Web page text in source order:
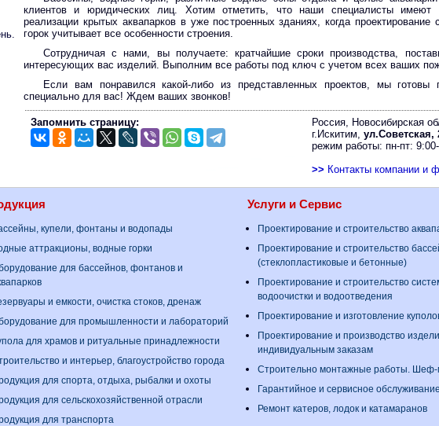
клиентов и юридических лиц. Хотим отметить, что наши специалисты имеют
реализации крытых аквапарков в уже построенных зданиях, когда проектирование
горок учитывает все особенности строения.
Сотрудничая с нами, вы получаете: кратчайшие сроки производства,
интересующих вас изделий. Выполним все работы под ключ с учетом всех ваших
Если вам понравился какой-либо из представленных проектов, мы готовы
специально для вас! Ждем ваших звонков!
Запомнить страницу:
Россия, Новосибирская
г.Искитим,ул.Советская,
режим работы: пн-пт:
>> Контакты компании и
купели, фонтаны и водопады
аттракционы, водные горки
для бассейнов, фонтанов и
и емкости, очистка стоков, дренаж
для промышленности и лабораторий
для храмов и ритуальные принадлежности
и интерьер, благоустройство города
для спорта, отдыха, рыбалки и охоты
для сельскохозяйственной отрасли
для транспорта
Услуги и Сервис
Проектирование и строительство
Проектирование и строительство
(стеклопластиковые и бетонные)
Проектирование и строительство
водоочистки и водоотведения
Проектирование и изготовление
Проектирование и производство
индивидуальным заказам
Строительно монтажные работы.
Гарантийное и сервисное обслуживание
Ремонт катеров, лодок и катамаранов